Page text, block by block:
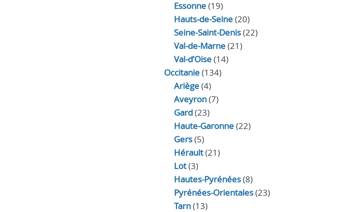
Essonne(19)
Hauts-de-Seine(20)
Seine-Saint-Denis(22)
Val-de-Marne(21)
Val-d’Oise(14)
Occitanie(134)
Ariège(4)
Aveyron(7)
Gard(23)
Haute-Garonne(22)
Gers(5)
Hérault(21)
Lot(3)
Hautes-Pyrénées(8)
Pyrénées-Orientales(23)
Tarn(13)